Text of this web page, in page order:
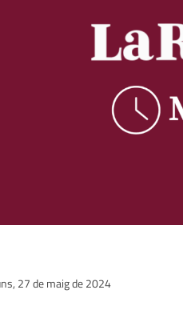
27 de maig de 2024